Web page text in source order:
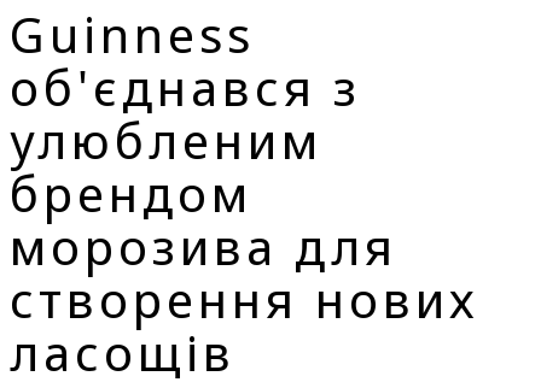
Guinness
об'єднався з
улюбленим
брендом
морозива для
створення нових
ласощів